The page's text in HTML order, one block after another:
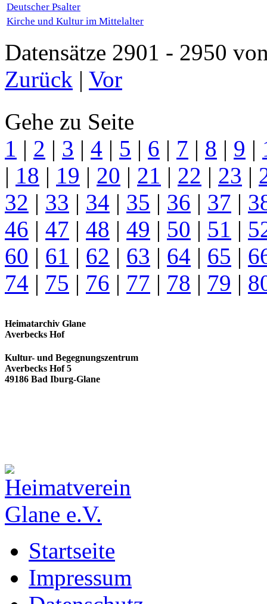
Deutscher Psalter
Kirche und Kultur im Mittelalter
Datensätze 2901 - 2950
Zurück | Vor
Gehe zu Seite
1 | 2 | 3 | 4 | 5 | 6 | 7 | 8 | 9 |
| 18 | 19 | 20 | 21 | 22 | 23 |
32 | 33 | 34 | 35 | 36 | 37 |
46 | 47 | 48 | 49 | 50 | 51 |
60 | 61 | 62 | 63 | 64 | 65 |
74 | 75 | 76 | 77 | 78 | 79 |
Heimatarchiv Glane
Averbecks Hof
Kultur- und Begegnungszentrum
Averbecks Hof 5
49186 Bad Iburg-Glane
Startseite
Impressum